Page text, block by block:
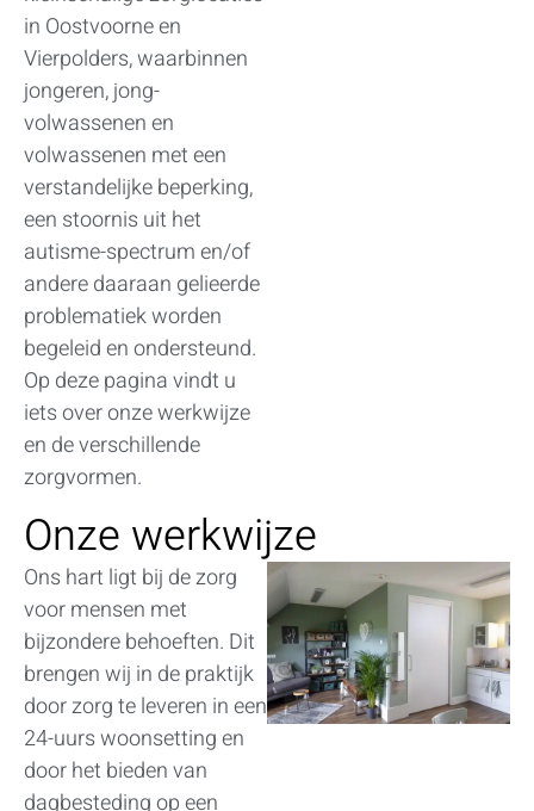
in Oostvoorne en
Vierpolders, waarbinnen
jongeren, jong-
volwassenen en
volwassenen met een
verstandelijke beperking,
een stoornis uit het
autisme-spectrum en/of
andere daaraan gelieerde
problematiek worden
begeleid en ondersteund.
Op deze pagina vindt u
iets over onze werkwijze
en de verschillende
zorgvormen.
Onze werkwijze
Ons hart ligt bij de zorg
voor mensen met
bijzondere behoeften. Dit
brengen wij in de praktijk
door zorg te leveren in een
24-uurs woonsetting en
door het bieden van
dagbesteding op een